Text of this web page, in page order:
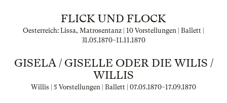
FLICK UND FLOCK
Oesterreich: Lissa, Matrosentanz | 10 Vorstellungen | Ballett |
31.05.1870–11.11.1870
GISELA / GISELLE ODER DIE WILIS /
WILLIS
Willis | 5 Vorstellungen | Ballett | 07.05.1870–17.09.1870